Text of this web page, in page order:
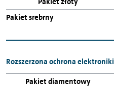
Rozszerzona ochrona elektroniki